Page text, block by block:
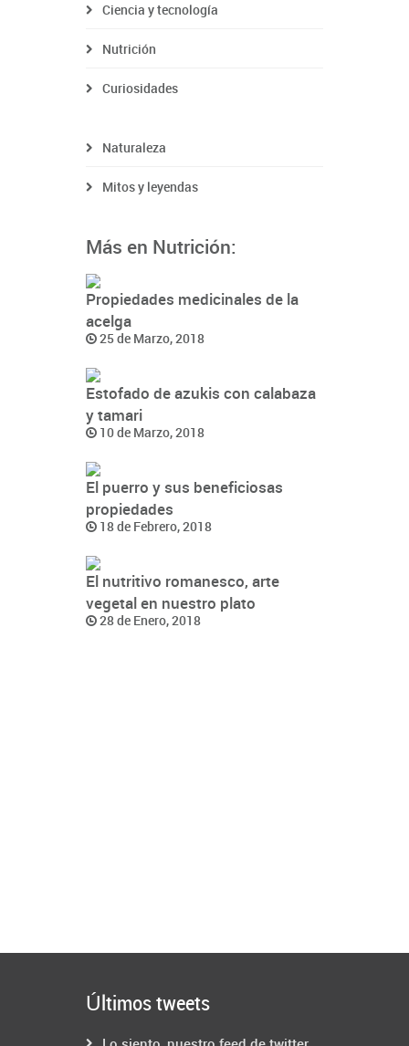
Ciencia y tecnología
Nutrición
Curiosidades
Naturaleza
Mitos y leyendas
Más en Nutrición:
Propiedades medicinales de la
acelga
25 de Marzo, 2018
Estofado de azukis con calabaza
y tamari
10 de Marzo, 2018
El puerro y sus beneficiosas
propiedades
18 de Febrero, 2018
El nutritivo romanesco, arte
vegetal en nuestro plato
28 de Enero, 2018
Últimos tweets